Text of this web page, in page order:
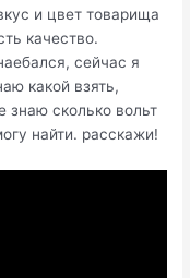
и цвет товарища
качество.
сейчас я
какой взять,
знаю сколько вольт
найти. расскажи!